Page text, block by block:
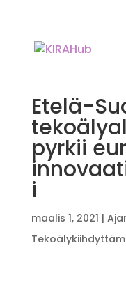
Etelä-
pyrkii
i
maalis 1, 2021 |